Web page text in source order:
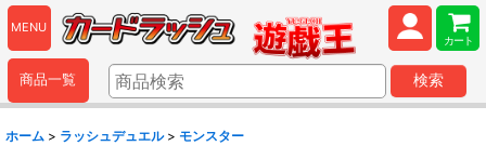
MENU
カート
商品一覧 検索
ホーム > ラッシュデュエル > モンスター